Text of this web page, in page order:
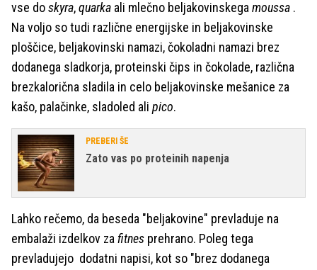
vse doskyra,quarka ali mlečno beljakovinskega moussa .
Na voljo so tudi različne energijske in beljakovinske
ploščice, beljakovinski namazi, čokoladni namazi brez
dodanega sladkorja, proteinski čips in čokolade, različna
brezkalorična sladila in celo beljakovinske mešanice za
kašo, palačinke, sladoled ali pico.
PREBERI ŠE
Zato vas po proteinih napenja
Lahko rečemo, da beseda "beljakovine" prevladuje na
embalaži izdelkov za fitnes prehrano. Poleg tega
prevladujejo dodatni napisi, kot so "brez dodanega